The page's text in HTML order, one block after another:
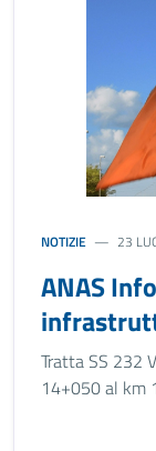
NOTIZIE 23
ANAS
Tratta SS 232
14+050 al km